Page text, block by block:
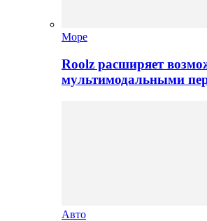
Море
Roolz расширяет
мультимодальными
Авто